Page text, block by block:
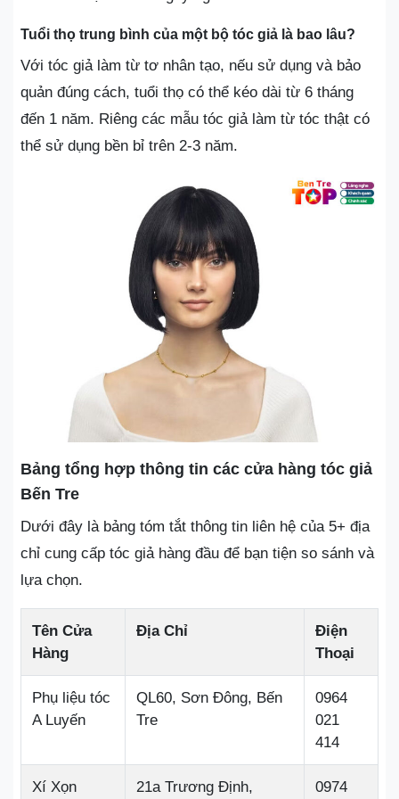
Tuổi thọ trung bình của một bộ tóc giả là bao lâu?
Với tóc giả làm từ tơ nhân tạo, nếu sử dụng và bảo
quản đúng cách, tuổi thọ có thể kéo dài từ 6 tháng
đến 1 năm. Riêng các mẫu tóc giả làm từ tóc thật có
thể sử dụng bền bỉ trên 2-3 năm.
Bảng tổng hợp thông tin các cửa hàng tóc giả
Bến Tre
Dưới đây là bảng tóm tắt thông tin liên hệ của 5+ địa
chỉ cung cấp tóc giả hàng đầu để bạn tiện so sánh và
lựa chọn.
Tên Cửa
Hàng
Địa Chỉ
Điện
Thoại
Phụ liệu tóc
A Luyến
QL60, Sơn Đông, Bến
Tre
0964
021
414
Xí Xọn 21a Trương Định, 0974